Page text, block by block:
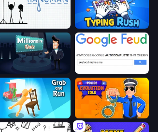
Hangman Typing Rush
Millionaire Quiz
Grab and Run Police Evolution Idle